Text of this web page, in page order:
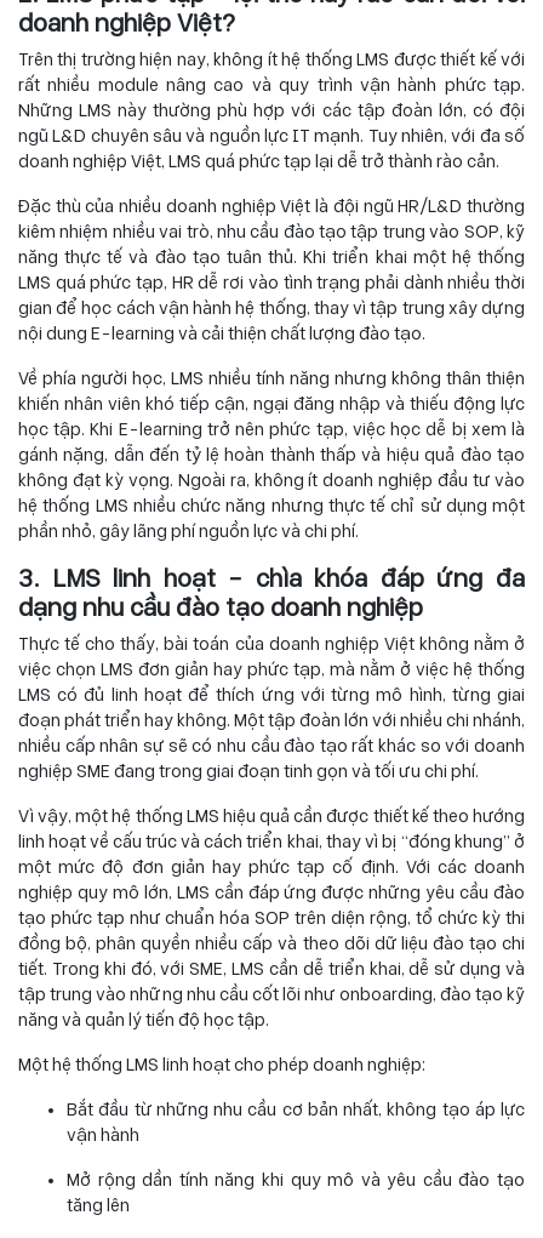
doanh nghiệp Việt?
Trên thị trường hiện nay, không ít hệ thống LMS được thiết kế với
rất nhiều module nâng cao và quy trình vận hành phức tạp.
Những LMS này thường phù hợp với các tập đoàn lớn, có đội
ngũ L&D chuyên sâu và nguồn lực IT mạnh. Tuy nhiên, với đa số
doanh nghiệp Việt, LMS quá phức tạp lại dễ trở thành rào cản.
Đặc thù của nhiều doanh nghiệp Việt là đội ngũ HR/L&D thường
kiêm nhiệm nhiều vai trò, nhu cầu đào tạo tập trung vào SOP, kỹ
năng thực tế và đào tạo tuân thủ. Khi triển khai một hệ thống
LMS quá phức tạp, HR dễ rơi vào tình trạng phải dành nhiều thời
gian để học cách vận hành hệ thống, thay vì tập trung xây dựng
nội dung E-learning và cải thiện chất lượng đào tạo.
Về phía người học, LMS nhiều tính năng nhưng không thân thiện
khiến nhân viên khó tiếp cận, ngại đăng nhập và thiếu động lực
học tập. Khi E-learning trở nên phức tạp, việc học dễ bị xem là
gánh nặng, dẫn đến tỷ lệ hoàn thành thấp và hiệu quả đào tạo
không đạt kỳ vọng. Ngoài ra, không ít doanh nghiệp đầu tư vào
hệ thống LMS nhiều chức năng nhưng thực tế chỉ sử dụng một
phần nhỏ, gây lãng phí nguồn lực và chi phí.
3. LMS linh hoạt – chìa khóa đáp ứng đa
dạng nhu cầu đào tạo doanh nghiệp
Thực tế cho thấy, bài toán của doanh nghiệp Việt không nằm ở
việc chọn LMS đơn giản hay phức tạp, mà nằm ở việc hệ thống
LMS có đủ linh hoạt để thích ứng với từng mô hình, từng giai
đoạn phát triển hay không. Một tập đoàn lớn với nhiều chi nhánh,
nhiều cấp nhân sự sẽ có nhu cầu đào tạo rất khác so với doanh
nghiệp SME đang trong giai đoạn tinh gọn và tối ưu chi phí.
Vì vậy, một hệ thống LMS hiệu quả cần được thiết kế theo hướng
linh hoạt về cấu trúc và cách triển khai, thay vì bị “đóng khung” ở
một mức độ đơn giản hay phức tạp cố định. Với các doanh
nghiệp quy mô lớn, LMS cần đáp ứng được những yêu cầu đào
tạo phức tạp như chuẩn hóa SOP trên diện rộng, tổ chức kỳ thi
đồng bộ, phân quyền nhiều cấp và theo dõi dữ liệu đào tạo chi
tiết. Trong khi đó, với SME, LMS cần dễ triển khai, dễ sử dụng và
tập trung vào những nhu cầu cốt lõi như onboarding, đào tạo kỹ
năng và quản lý tiến độ học tập.
Một hệ thống LMS linh hoạt cho phép doanh nghiệp:
Bắt đầu từ những nhu cầu cơ bản nhất, không tạo áp lực
vận hành
Mở rộng dần tính năng khi quy mô và yêu cầu đào tạo
tăng lên